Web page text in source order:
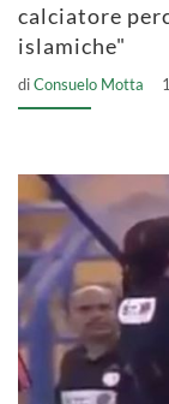
calciatore
islamiche"
diConsuelo Motta